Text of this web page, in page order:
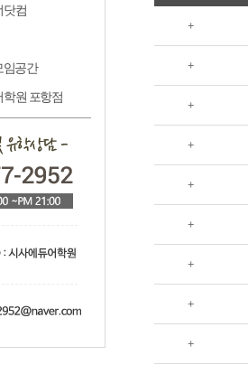
닷컴
임공간
원 포항점
+
+
+
+
+
+
+
+
+